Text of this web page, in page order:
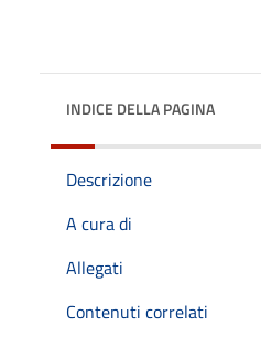
INDICE DELLA PAGINA
Descrizione
A cura di
Allegati
Contenuti correlati